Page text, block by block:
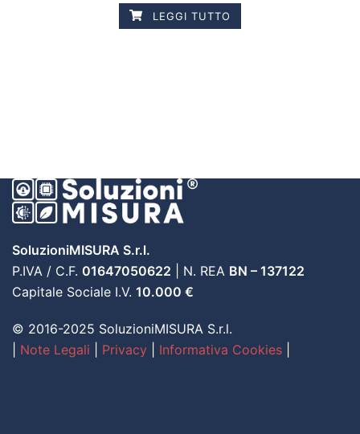
LEGGI TUTTO
SoluzioniMISURA S.r.l.
P.IVA / C.F. 01647050622 | N. REA BN – 137122
Capitale Sociale I.V. 10.000 €
© 2016-2025 SoluzioniMISURA S.r.l.
Note Legali Privacy Informativa Cookies